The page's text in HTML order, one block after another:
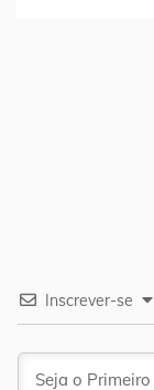
Inscrever-se